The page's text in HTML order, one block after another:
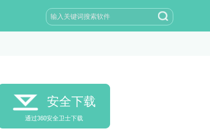
安全下载
通过360安全卫士下载